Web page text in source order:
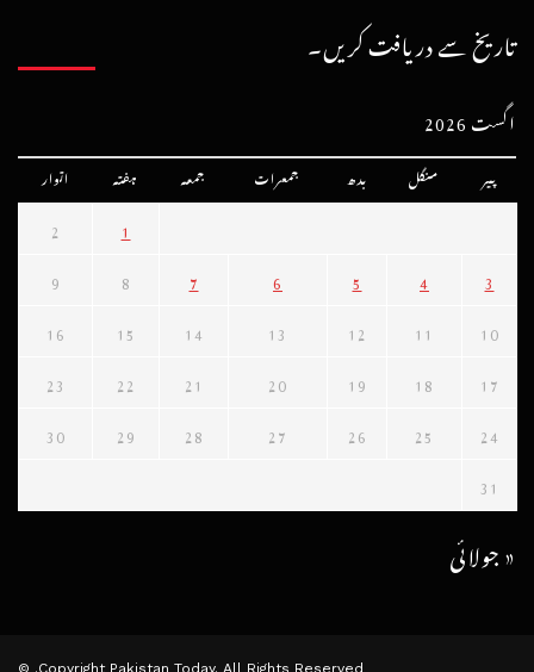
تاریخ سے دریافت کریں۔
اگست 2026
پیر منگل بدھ جمعرات جمعہ ہفتہ اتوار
1
2
3
4
5
6
7
8
9
10
11
12
13
14
15
16
17
18
19
20
21
22
23
24
25
26
27
28
29
30
31
« جولائی
Copyright Pakistan Today. All Rights Reserved. ©